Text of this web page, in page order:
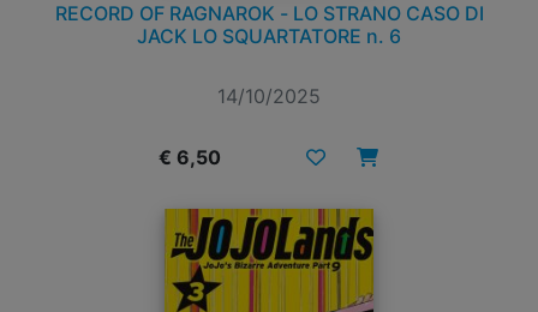
RECORD OF RAGNAROK - LO STRANO CASO DI
JACK LO SQUARTATORE n. 6
14/10/2025
€ 6,50